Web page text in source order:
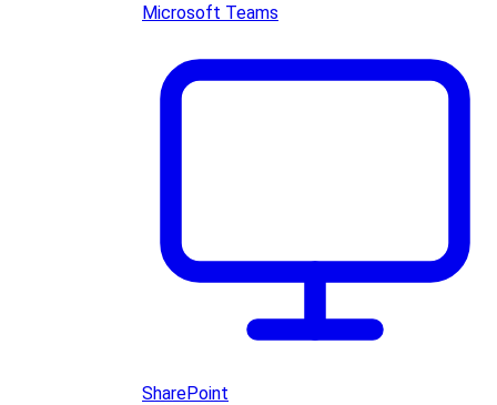
Microsoft Teams
SharePoint